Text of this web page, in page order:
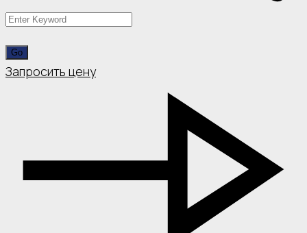
Запросить цену